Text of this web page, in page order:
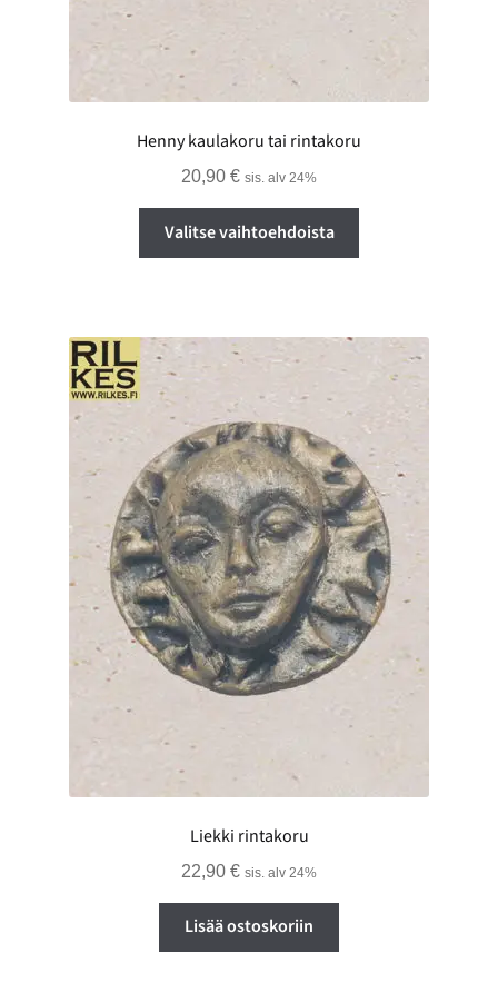
Henny kaulakoru tai rintakoru
20,90 € sis. alv 24%
Valitse vaihtoehdoista
valinnat
sivulla.
Liekki rintakoru
22,90 € sis. alv 24%
Lisää ostoskoriin